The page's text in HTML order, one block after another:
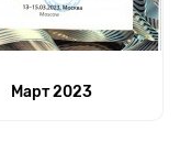
Март 2023